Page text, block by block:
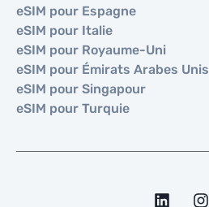
eSIM pour Espagne
eSIM pour Italie
eSIM pour Royaume-Uni
eSIM pour Émirats Arabes Unis
eSIM pour Singapour
eSIM pour Turquie